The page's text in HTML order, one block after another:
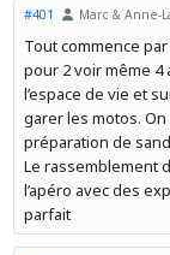
#401 Marc & Anne-
Tout commence
pour 2 voir même
l’espace de vie et
garer les motos.
préparation de
Le rassemblement
l’apéro avec des
parfait